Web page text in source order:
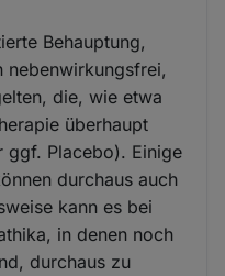
Behauptung,
nebenwirkungsfrei,
die, wie etwa
überhaupt
ggf. Placebo). Einige
durchaus auch
kann es bei
in denen noch
durchaus zu